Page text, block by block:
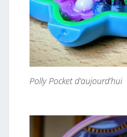
Polly Pocket d’aujourd’hui